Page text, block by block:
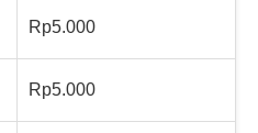
Rp5.000
Rp5.000